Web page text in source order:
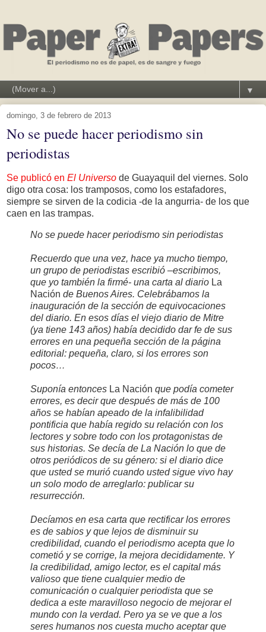
▼
domingo, 3 de febrero de 2013
No se puede hacer periodismo sin
periodistas
Se publicó en El Universo de Guayaquil del viernes. Solo
digo otra cosa: los tramposos, como los estafadores,
siempre se sirven de la codicia -de la angurria- de los que
caen en las trampas.
No se puede hacer periodismo sin periodistas
Recuerdo que una vez, hace ya mucho tiempo,
un grupo de periodistas escribió –escribimos,
que yo también la firmé- una carta al diario La
Nación de Buenos Aires. Celebrábamos la
inauguración de la sección de equivocaciones
del diario. En esos días el viejo diario de Mitre
(ya tiene 143 años) había decidido dar fe de sus
errores en una pequeña sección de la página
editorial: pequeña, claro, si los errores son
pocos…
Suponía entonces La Nación que podía cometer
errores, es decir que después de más de 100
años se habían apeado de la infalibilidad
pontificia que había regido su relación con los
lectores y sobre todo con los protagonistas de
sus historias. Se decía de La Nación lo que de
otros periódicos de su género: si el diario dice
que usted se murió cuando usted sigue vivo hay
un solo modo de arreglarlo: publicar su
resurrección.
Decíamos en esa carta que rectificar los errores
es de sabios y que lejos de disminuir su
credibilidad, cuando el periodismo acepta que lo
cometió y se corrige, la mejora decididamente. Y
la credibilidad, amigo lector, es el capital más
valioso que tiene cualquier medio de
comunicación o cualquier periodista que se
dedica a este maravilloso negocio de mejorar el
mundo con la verdad. Pero ya se ve que a los
seres humanos nos cuesta mucho aceptar que